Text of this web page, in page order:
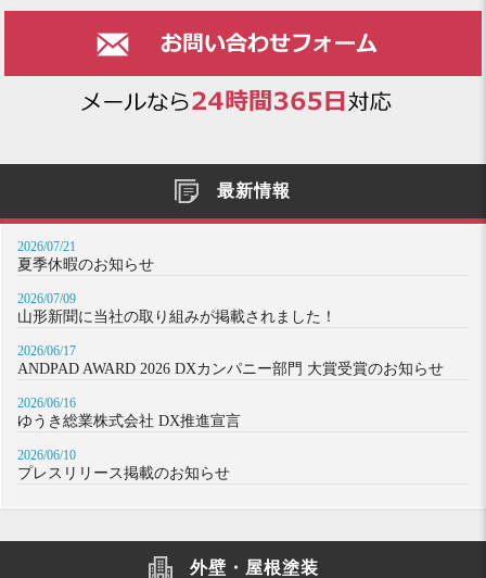
最新情報
2026/07/21
夏季休暇のお知らせ
2026/07/09
山形新聞に当社の取り組みが掲載されました！
2026/06/17
ANDPAD AWARD 2026 DXカンパニー部門 大賞受賞のお知らせ
2026/06/16
ゆうき総業株式会社 DX推進宣言
2026/06/10
プレスリリース掲載のお知らせ
外壁・屋根塗装